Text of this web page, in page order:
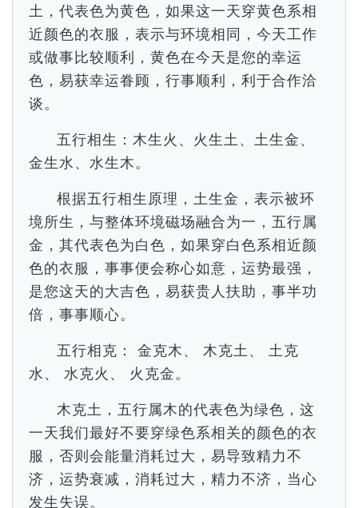
土，代表色为黄色，如果这一天穿黄色系相
近颜色的衣服，表示与环境相同，今天工作
或做事比较顺利，黄色在今天是您的幸运
色，易获幸运眷顾，行事顺利，利于合作洽
谈。
五行相生：木生火、火生土、土生金、
金生水、水生木。
根据五行相生原理，土生金，表示被环
境所生，与整体环境磁场融合为一，五行属
金，其代表色为白色，如果穿白色系相近颜
色的衣服，事事便会称心如意，运势最强，
是您这天的大吉色，易获贵人扶助，事半功
倍，事事顺心。
五行相克： 金克木、 木克土、 土克
水、 水克火、 火克金。
木克土，五行属木的代表色为绿色，这
一天我们最好不要穿绿色系相关的颜色的衣
服，否则会能量消耗过大，易导致精力不
济，运势衰减，消耗过大，精力不济，当心
发生失误。